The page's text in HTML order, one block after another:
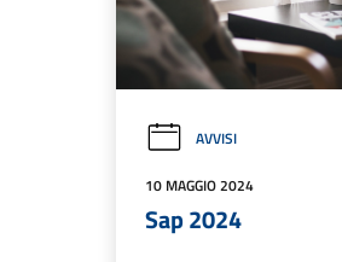
AVVISI
10 MAGGIO 2024
Sap 2024